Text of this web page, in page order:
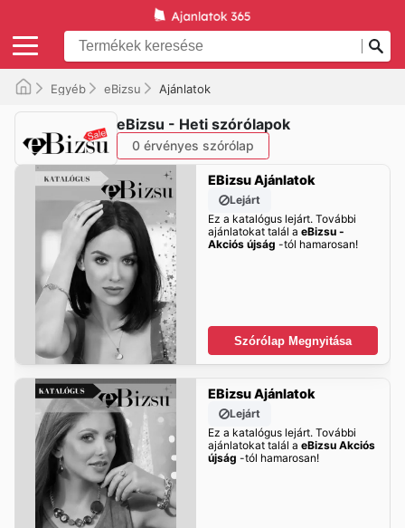
Egyéb eBizsu Ajánlatok
eBizsu - Heti szórólapok
0 érvényes szórólap
EBizsu Ajánlatok
Lejárt
Ez a katalógus lejárt. További
ajánlatokat talál a eBizsu -
Akciós újság -tól hamarosan!
Szórólap Megnyitása
EBizsu Ajánlatok
Lejárt
Ez a katalógus lejárt. További
ajánlatokat talál a eBizsu Akciós
újság -tól hamarosan!